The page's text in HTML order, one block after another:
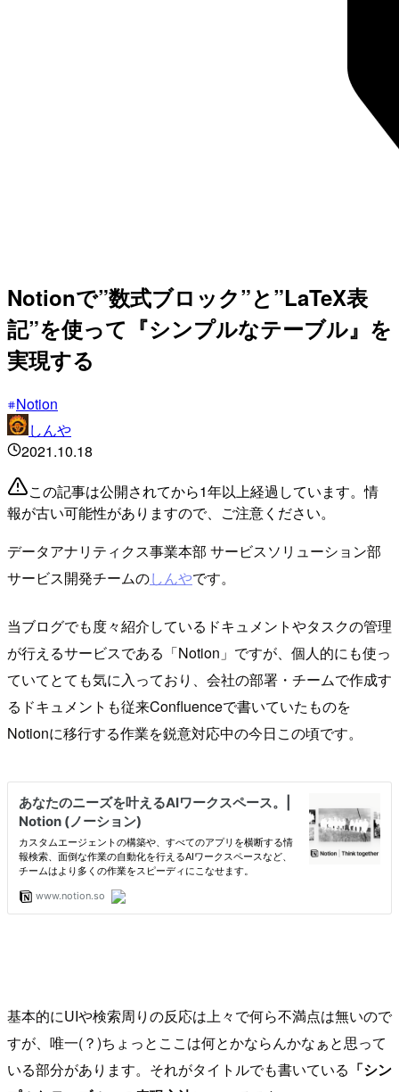
Notionで”数式ブロック”と”LaTeX表
記”を使って『シンプルなテーブル』を
実現する
Notion
しんや
2021.10.18
この記事は公開されてから1年以上経過しています。情
報が古い可能性がありますので、ご注意ください。
データアナリティクス事業本部 サービスソリューション部
サービス開発チームのしんやです。
当ブログでも度々紹介しているドキュメントやタスクの管理
が行えるサービスである「Notion」ですが、個人的にも使っ
ていてとても気に入っており、会社の部署・チームで作成す
るドキュメントも従来Confluenceで書いていたものを
Notionに移行する作業を鋭意対応中の今日この頃です。
基本的にUIや検索周りの反応は上々で何ら不満点は無いので
すが、唯一(？)ちょっとここは何とかならんかなぁと思って
いる部分があります。それがタイトルでも書いている 「シン